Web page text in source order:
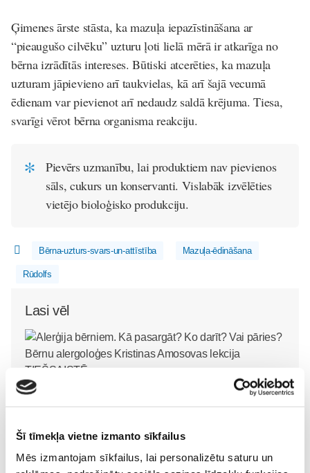
Šī tīmekļa vietne izmanto sīkfailus
Mēs izmantojam sīkfailus, lai personalizētu saturu un
Ģimenes ārste stāsta, ka mazuļa iepazīstināšana ar
“pieaugušo cilvēku” uzturu ļoti lielā mērā ir atkarīga no
bērna izrādītās intereses. Būtiski atcerēties, ka mazuļa
uzturam jāpievieno arī taukvielas, kā arī šajā vecumā
ēdienam var pievienot arī nedaudz saldā krējuma. Tiesa,
svarīgi vērot bērna organisma reakciju.
Pievērs uzmanību, lai produktiem nav pievienos
sāls, cukurs un konservanti. Vislabāk izvēlēties
vietējo bioloģisko produkciju.
Bērna-uzturs-svars-un-attīstība Mazuļa-ēdināšana
Rūdolfs
Lasi vēl
Alerģija bērniem. Kā pasargāt? Ko darīt? Vai pāries?
Bērnu alergoloģes Kristinas Amosovas lekcija
09. Aug 18:58